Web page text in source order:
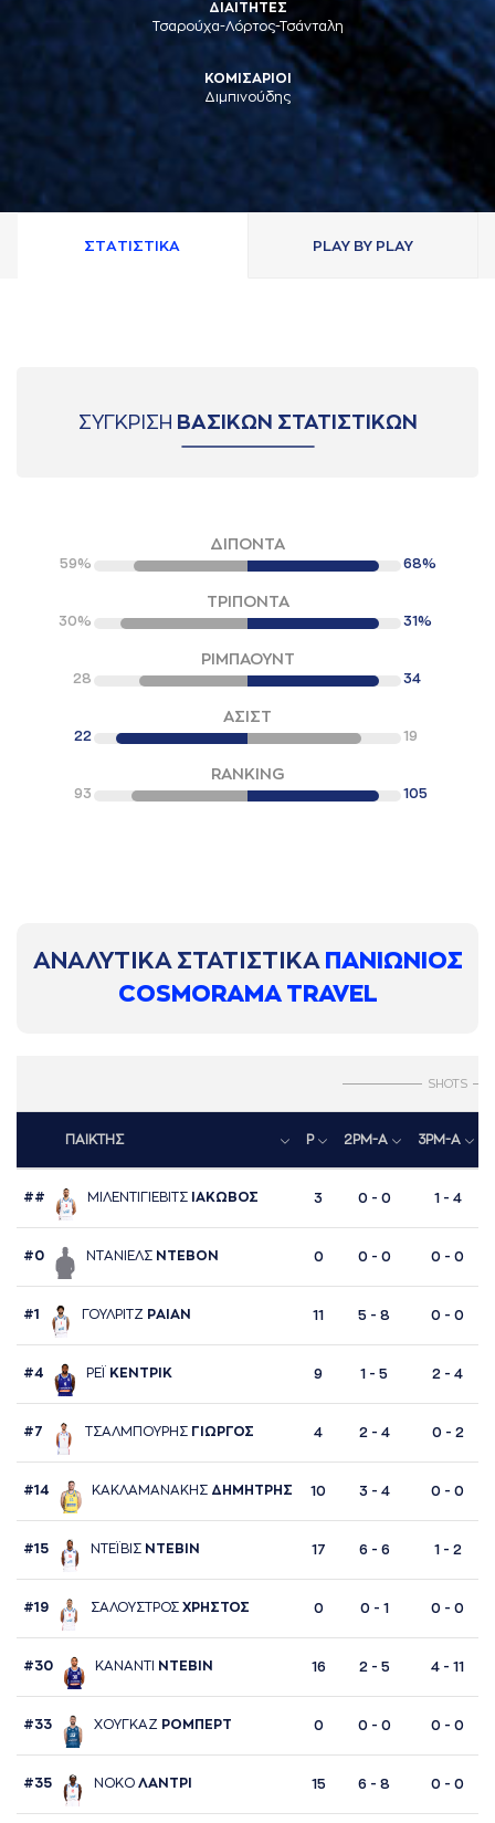
ΔΙΑΙΤΗΤΕΣ
Τσαρούχα-Λόρτος-Τσάνταλη
ΚΟΜΙΣΑΡΙΟΙ
Διμπινούδης
ΣΤAΤΙΣΤΙΚA PLAY BY PLAY
ΣΥΓΚΡΙΣΗ ΒΑΣΙΚΩΝ ΣΤΑΤΙΣΤΙΚΩΝ
ΔΙΠΟΝΤΑ
59% 68%
ΤΡΙΠΟΝΤΑ
30% 31%
ΡΙΜΠΑΟΥΝΤ
28 34
ΑΣΙΣΤ
22 19
RANKING
93 105
ΑΝΑΛΥΤΙΚΑ ΣΤΑΤΙΣΤΙΚΑ ΠΑΝΙΩΝΙΟΣ
COSMORAMA TRAVEL
SHOTS
ΠΑΙΚΤΗΣ P 2PM-A 3PM-A
## ΜΙΛΕΝΤΙΓΙΕΒΙΤΣ ΙAΚΩΒΟΣ 3 0 - 0 1 - 4
#0 ΝΤAΝΙΕΛΣ ΝΤΕΒΟΝ 0 0 - 0 0 - 0
#1 ΓΟΥΛΡΙΤΖ ΡAΙAΝ 11 5 - 8 0 - 0
#4 ΡΕΪ ΚΕΝΤΡΙΚ 9 1 - 5 2 - 4
#7 ΤΣAΛΜΠΟΥΡΗΣ ΓΙΩΡΓΟΣ 4 2 - 4 0 - 2
#14 ΚAΚΛAΜAΝAΚΗΣ ΔΗΜΗΤΡΗΣ 10 3 - 4 0 - 0
#15 ΝΤΕΪΒΙΣ ΝΤΕΒΙΝ 17 6 - 6 1 - 2
#19 ΣAΛΟΥΣΤΡΟΣ ΧΡΗΣΤΟΣ 0 0 - 1 0 - 0
#30 ΚAΝAΝΤΙ ΝΤΕΒΙΝ 16 2 - 5 4 - 11
#33 ΧΟΥΓΚAΖ ΡΟΜΠΕΡΤ 0 0 - 0 0 - 0
#35 ΝΟΚΟ ΛAΝΤΡΙ 15 6 - 8 0 - 0